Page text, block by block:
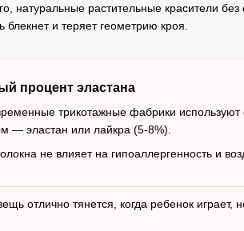
натуральные растительные красители
и теряет геометрию кроя.
процент эластана
трикотажные фабрики
— эластан или лайкра (5-8%).
не влияет на гипоаллергенность и
отлично тянется, когда ребенок